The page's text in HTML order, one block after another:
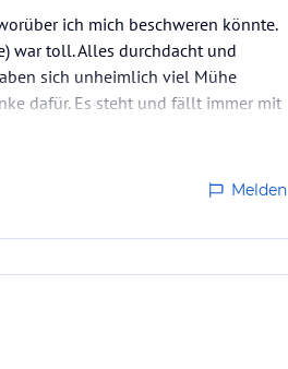
ich mich beschweren könnte.
war toll. Alles durchdacht und
sich unheimlich viel Mühe
dafür. Es steht und fällt immer mit
Melden